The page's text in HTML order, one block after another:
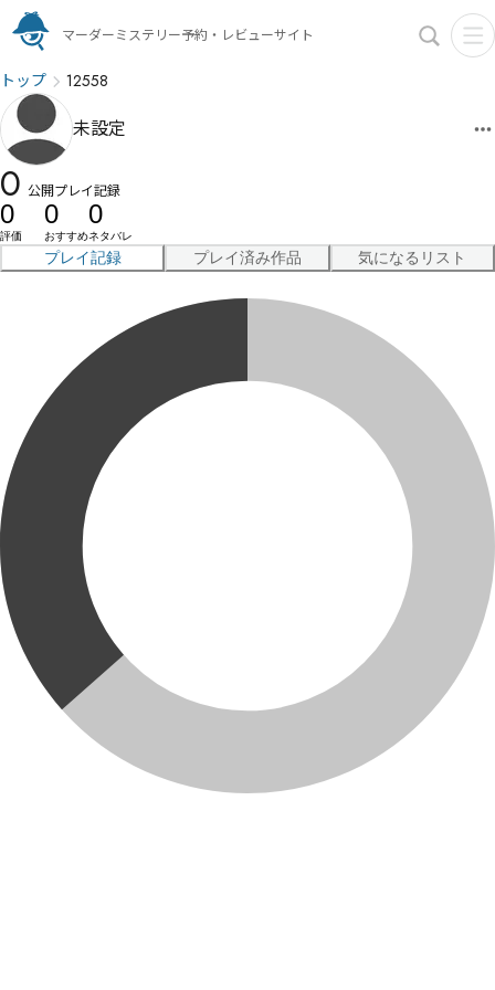
マーダーミステリー予約・レビューサイト
トップ 12558
未設定
0 公開プレイ記録
0
評価
0
おすすめ
0
ネタバレ
プレイ記録 プレイ済み作品 気になるリスト